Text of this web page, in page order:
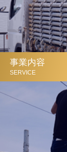
事業内容
SERVICE